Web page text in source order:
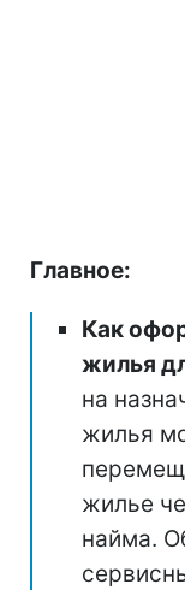
Главное:
Как
жилья
на
жилья
жилье
найма.